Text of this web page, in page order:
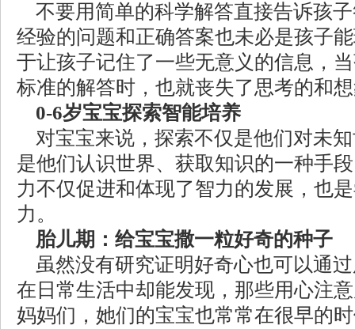
不要用简单的科学解答直接告诉孩
经验的问题和正确答案也未必是孩子
于让孩子记住了一些无意义的信息，
标准的解答时，也就丧失了思考的和
0-6岁宝宝探索智能培养
对宝宝来说，探索不仅是他们对未
是他们认识世界、获取知识的一种手
力不仅促进和体现了智力的发展，也
力。
胎儿期：给宝宝撒一粒好奇的种子
虽然没有研究证明好奇心也可以通
在日常生活中却能发现，那些用心注
妈妈们，她们的宝宝也常常在很早的